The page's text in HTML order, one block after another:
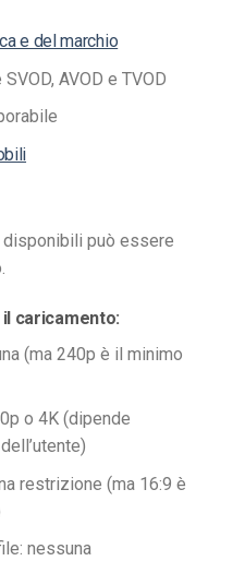
e del marchio
AVOD e TVOD
può essere
caricamento:
(ma 240p è il minimo
o 4K (dipende
restrizione (ma 16:9 è
nessuna